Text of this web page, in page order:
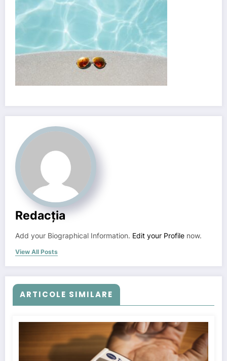
Redacția
Add your Biographical Information. Edit your Profile now.
View All Posts
ARTICOLE SIMILARE